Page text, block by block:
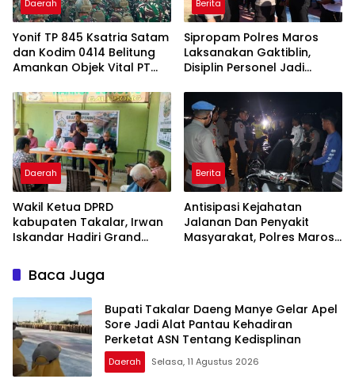
Daerah
Yonif TP 845 Ksatria Satam
dan Kodim 0414 Belitung
Amankan Objek Vital PT
Penambang
Berita
Sipropam Polres Maros
Laksanakan Gaktiblin,
Disiplin Personel Jadi
Daerah
Wakil Ketua DPRD
kabupaten Takalar, Irwan
Iskandar Hadiri Grand
Pertama di Takalar,
Melayani Terapis Gratis
untuk Pasien Dhuafa dan
umum.
Berita
Antisipasi Kejahatan
Jalanan Dan Penyakit
Masyarakat, Polres Maros
Baca Juga
Bupati Takalar Daeng Manye Gelar Apel
Sore Jadi Alat Pantau Kehadiran
Perketat ASN Tentang Kedisplinan
Daerah Selasa, 11 Agustus 2026